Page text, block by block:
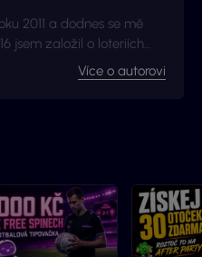
2011 a dodnes se mě
jsem založil o loteriích
v roce 2017
budu moci stále
Více o autorovi